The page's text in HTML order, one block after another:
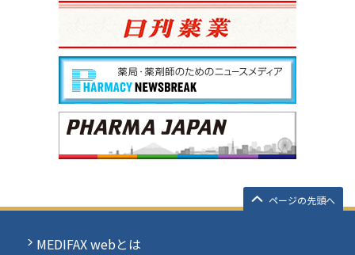
ページの先頭へ
MEDIFAX webとは